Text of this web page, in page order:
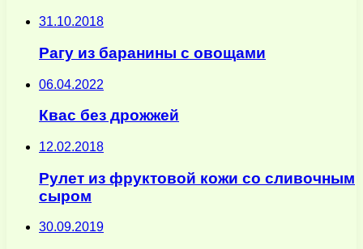
31.10.2018
Рагу из баранины с овощами
06.04.2022
Квас без дрожжей
12.02.2018
Рулет из фруктовой кожи со сливочным
сыром
30.09.2019